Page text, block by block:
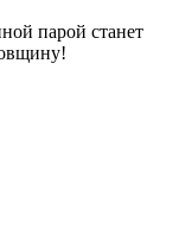
парой станет